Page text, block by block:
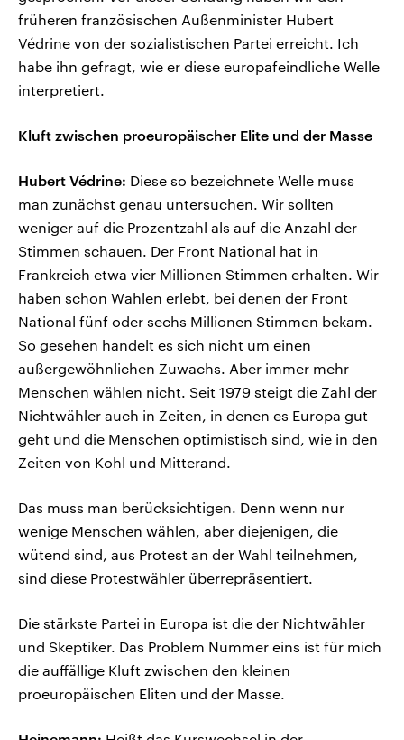
früheren französischen Außenminister Hubert
Védrine von der sozialistischen Partei erreicht. Ich
habe ihn gefragt, wie er diese europafeindliche Welle
interpretiert.
Kluft zwischen proeuropäischer Elite und der Masse
Hubert Védrine: Diese so bezeichnete Welle muss
man zunächst genau untersuchen. Wir sollten
weniger auf die Prozentzahl als auf die Anzahl der
Stimmen schauen. Der Front National hat in
Frankreich etwa vier Millionen Stimmen erhalten. Wir
haben schon Wahlen erlebt, bei denen der Front
National fünf oder sechs Millionen Stimmen bekam.
So gesehen handelt es sich nicht um einen
außergewöhnlichen Zuwachs. Aber immer mehr
Menschen wählen nicht. Seit 1979 steigt die Zahl der
Nichtwähler auch in Zeiten, in denen es Europa gut
geht und die Menschen optimistisch sind, wie in den
Zeiten von Kohl und Mitterand.
Das muss man berücksichtigen. Denn wenn nur
wenige Menschen wählen, aber diejenigen, die
wütend sind, aus Protest an der Wahl teilnehmen,
sind diese Protestwähler überrepräsentiert.
Die stärkste Partei in Europa ist die der Nichtwähler
und Skeptiker. Das Problem Nummer eins ist für mich
die auffällige Kluft zwischen den kleinen
proeuropäischen Eliten und der Masse.